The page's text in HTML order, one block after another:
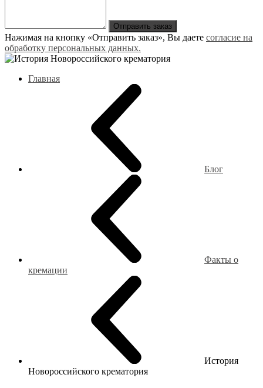
Отправить заказ
Нажимая на кнопку «Отправить заказ», Вы даете согласие на
обработку персональных данных.
Главная
Блог
Факты о
кремации
История
Новороссийского крематория